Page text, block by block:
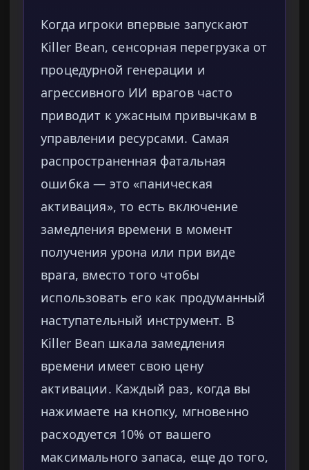
Когда игроки впервые запускают
Killer Bean, сенсорная перегрузка от
процедурной генерации и
агрессивного ИИ врагов часто
приводит к ужасным привычкам в
управлении ресурсами. Самая
распространенная фатальная
ошибка — это «паническая
активация», то есть включение
замедления времени в момент
получения урона или при виде
врага, вместо того чтобы
использовать его как продуманный
наступательный инструмент. В
Killer Bean шкала замедления
времени имеет свою цену
активации. Каждый раз, когда вы
нажимаете на кнопку, мгновенно
расходуется 10% от вашего
максимального запаса, еще до того,